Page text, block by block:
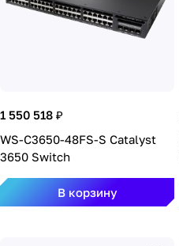
1 550 518 ₽
WS-C3650-48FS-S Catalyst
3650 Switch
В корзину